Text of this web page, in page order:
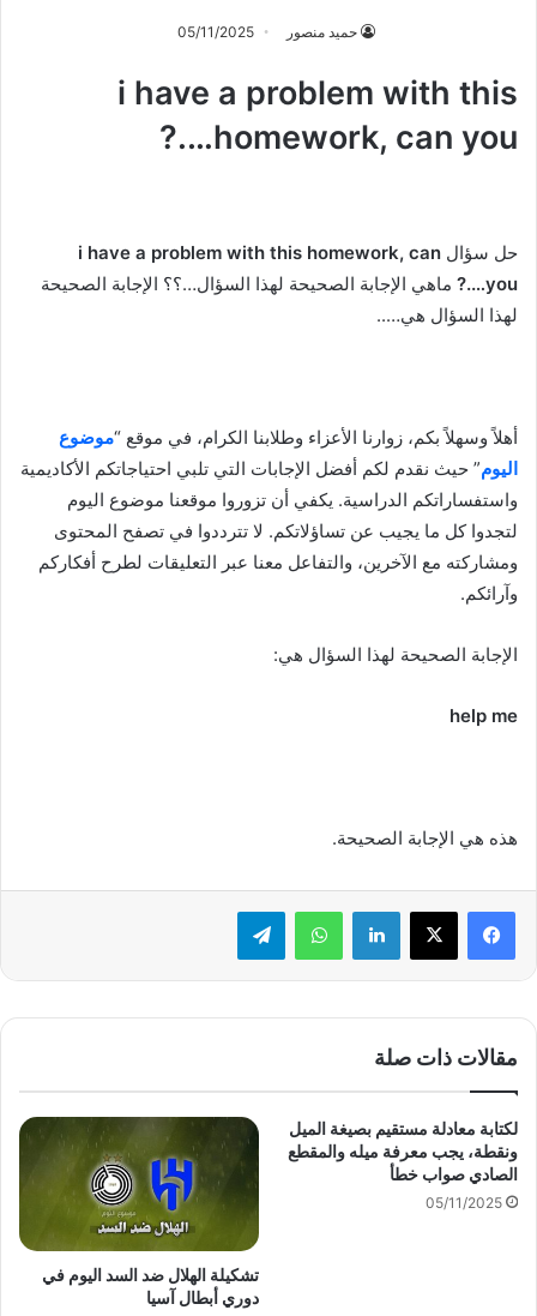
حميد منصور 05/11/2025
i have a problem with this
homework, can you….?
حل سؤال i have a problem with this homework, can
you….?
ماهي الإجابة الصحيحة لهذا السؤال…؟؟ الإجابة الصحيحة
لهذا السؤال هي…..
أهلاً وسهلاً بكم، زوارنا الأعزاء وطلابنا الكرام، في موقع “موضوع
اليوم” حيث نقدم لكم أفضل الإجابات التي تلبي احتياجاتكم الأكاديمية
واستفساراتكم الدراسية. يكفي أن تزوروا موقعنا موضوع اليوم
لتجدوا كل ما يجيب عن تساؤلاتكم. لا تترددوا في تصفح المحتوى
ومشاركته مع الآخرين، والتفاعل معنا عبر التعليقات لطرح أفكاركم
وآرائكم.
الإجابة الصحيحة لهذا السؤال هي:
help me
هذه هي الإجابة الصحيحة.
لينكدإن واتساب تيلقرام
مقالات ذات صلة
لكتابة معادلة مستقيم بصيغة الميل
ونقطة، يجب معرفة ميله والمقطع
الصادي صواب خطأ
05/11/2025
تشكيلة الهلال ضد السد اليوم في
دوري أبطال آسيا